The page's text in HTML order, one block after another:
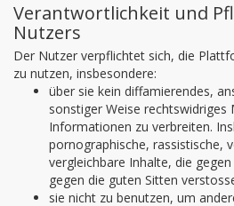
Verantwortlichkeit und
Nutzers
Der Nutzer verpflichtet sich, die
zu nutzen, insbesondere:
über sie kein diffamierendes,
sonstiger Weise rechtswidriges
Informationen zu verbreiten.
pornographische, rassistische,
vergleichbare Inhalte, die
gegen die guten Sitten
sie nicht zu benutzen, um